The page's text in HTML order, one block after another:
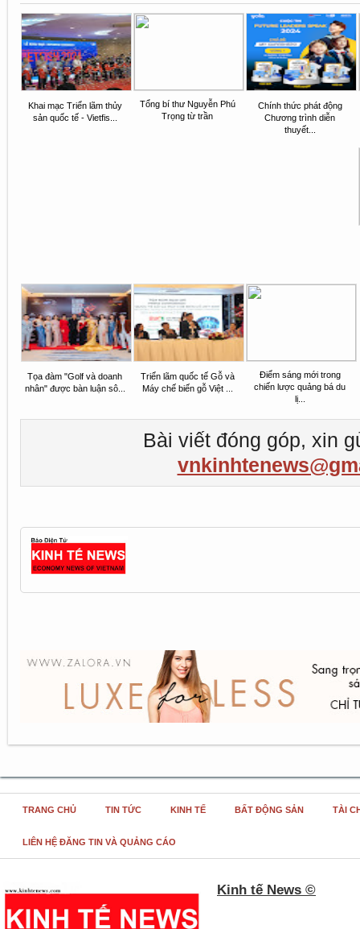
Khai mạc Triển lãm thủy
sản quốc tế - Vietfis...
Tổng bí thư Nguyễn Phú
Trọng từ trần
Chính thức phát động
Chương trình diễn
thuyết...
Tọa đàm "Golf và doanh
nhân" được bàn luận sô...
Triển lãm quốc tế Gỗ và
Máy chế biến gỗ Việt ...
Điểm sáng mới trong
chiến lược quảng bá du
lị...
Bài viết đóng góp, xin
TRANG CHỦ TIN TỨC KINH TẾ BẤT ĐỘNG SẢN TÀI
LIÊN HỆ ĐĂNG TIN VÀ QUẢNG CÁO
Kinh tế News ©